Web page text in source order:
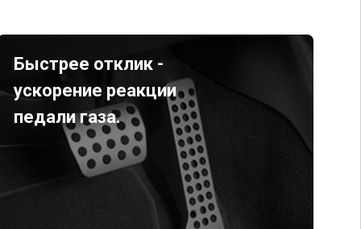
Быстрее отклик -
ускорение реакции
педали газа.